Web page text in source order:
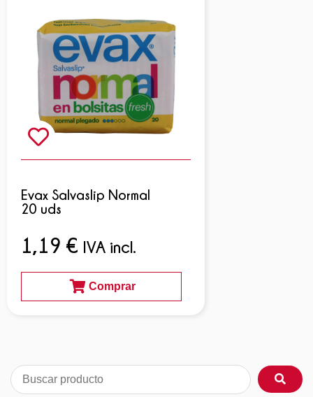
Evax Salvaslip Normal
20 uds
1,19€ IVA incl.
Comprar